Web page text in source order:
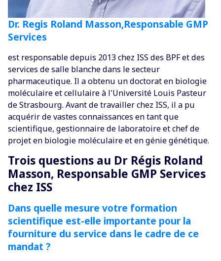
Dr. Regis Roland Masson,Responsable GMP
Services
est responsable depuis 2013 chez ISS des BPF et des
services de salle blanche dans le secteur
pharmaceutique. Il a obtenu un doctorat en biologie
moléculaire et cellulaire à l'Université Louis Pasteur
de Strasbourg. Avant de travailler chez ISS, il a pu
acquérir de vastes connaissances en tant que
scientifique, gestionnaire de laboratoire et chef de
projet en biologie moléculaire et en génie génétique.
Trois questions au Dr Régis Roland
Masson, Responsable GMP Services
chez ISS
Dans quelle mesure votre formation
scientifique est-elle importante pour la
fourniture du service dans le cadre de ce
mandat ?